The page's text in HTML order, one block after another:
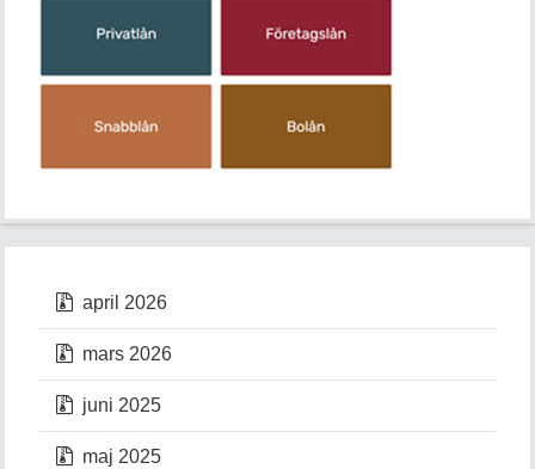
april 2026
mars 2026
juni 2025
maj 2025